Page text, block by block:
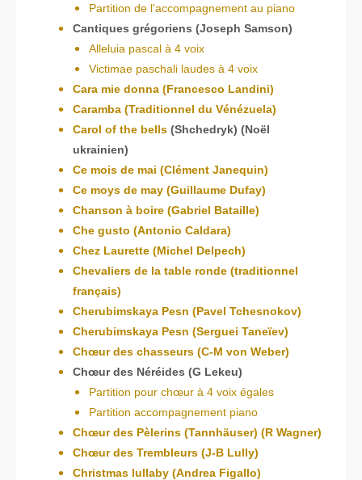
Partition de l'accompagnement au piano
Cantiques grégoriens (Joseph Samson)
Alleluia pascal à 4 voix
Victimae paschali laudes à 4 voix
Cara mie donna (Francesco Landini)
Caramba (Traditionnel du Vénézuela)
Carol of the bells (Shchedryk) (Noël
ukrainien)
Ce mois de mai (Clément Janequin)
Ce moys de may (Guillaume Dufay)
Chanson à boire (Gabriel Bataille)
Che gusto (Antonio Caldara)
Chez Laurette (Michel Delpech)
Chevaliers de la table ronde (traditionnel
français)
Cherubimskaya Pesn (Pavel Tchesnokov)
Cherubimskaya Pesn (Serguei Taneïev)
Chœur des chasseurs (C-M von Weber)
Chœur des Néréides (G Lekeu)
Partition pour chœur à 4 voix égales
Partition accompagnement piano
Chœur des Pèlerins (Tannhäuser) (R Wagner)
Chœur des Trembleurs (J-B Lully)
Christmas lullaby (Andrea Figallo)